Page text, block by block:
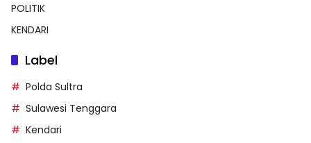
POLITIK
KENDARI
Label
Polda Sultra
Sulawesi Tenggara
Kendari